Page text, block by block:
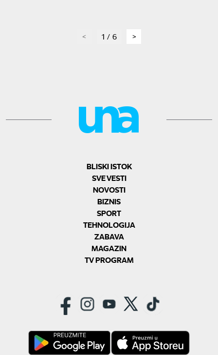
page1 / 6 page
BLISKI ISTOK
SVE VESTI
NOVOSTI
BIZNIS
SPORT
TEHNOLOGIJA
ZABAVA
MAGAZIN
TV PROGRAM